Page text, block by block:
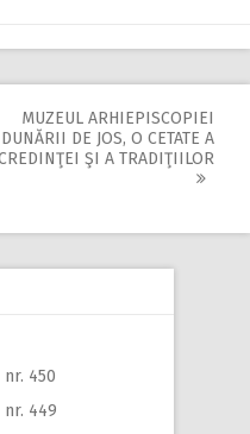
MUZEUL ARHIEPISCOPIEI
DUNĂRII DE JOS, O CETATE A
ŞI A TRADIŢIILOR
450
449